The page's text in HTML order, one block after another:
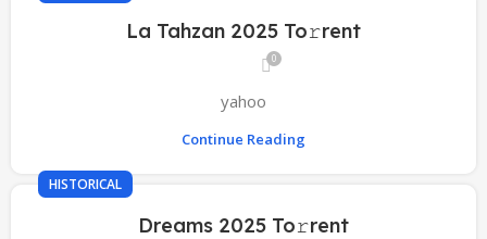
La Tahzan 2025 To𝚛rent
0
yahoo
Continue Reading
HISTORICAL
Dreams 2025 To𝚛rent